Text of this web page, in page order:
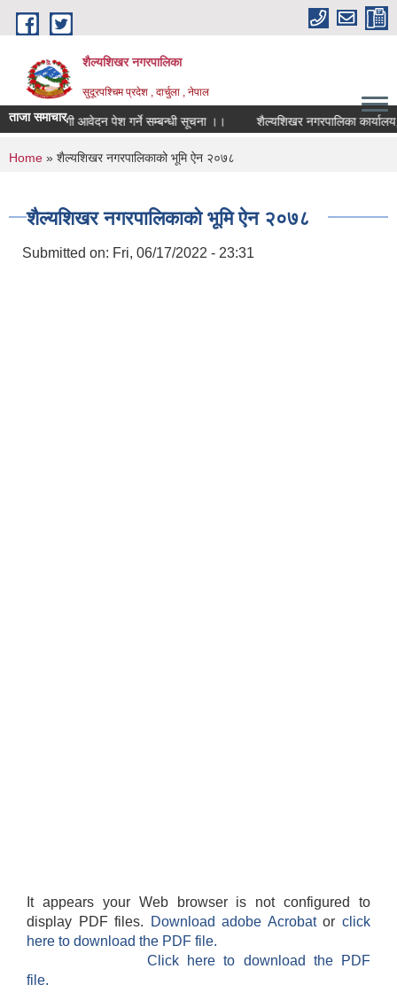
Skip to main content
शैल्यशिखर नगरपालिका
सुदूरपश्चिम प्रदेश , दार्चुला , नेपाल
ताजा समाचारलागी आवेदन पेश गर्ने सम्बन्धी सूचना ।। शैल्यशिखर नगरपालिका
You are here
Home » शैल्यशिखर नगरपालिकाको भूमि ऐन २०७८
शैल्यशिखर नगरपालिकाको भूमि ऐन २०७८
Submitted on: Fri, 06/17/2022 - 23:31
It appears your Web browser is not configured to
display PDF files.
Download adobe Acrobatorclick
here to download the PDF file.
Click here to download the PDF
file.